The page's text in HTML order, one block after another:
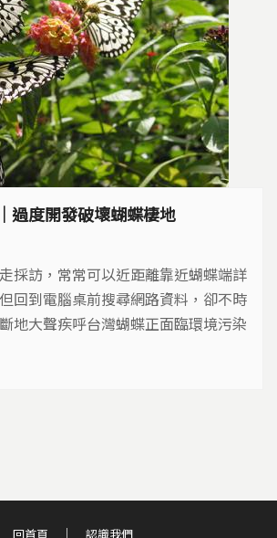
過度開發破壞蝴蝶棲地
採訪，常常可以近距離靠近蝴蝶端詳
回到電腦桌前搜尋網路資料，卻不時
地大聲疾呼台灣蝴蝶正面臨環境污染
是？這片島嶼的確早已不如我們想像
？而蝴蝶是否正傳遞些訊息給我們
回首頁 認識我們